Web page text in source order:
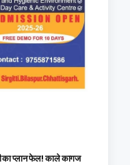
का प्लान फेल! काले कागज